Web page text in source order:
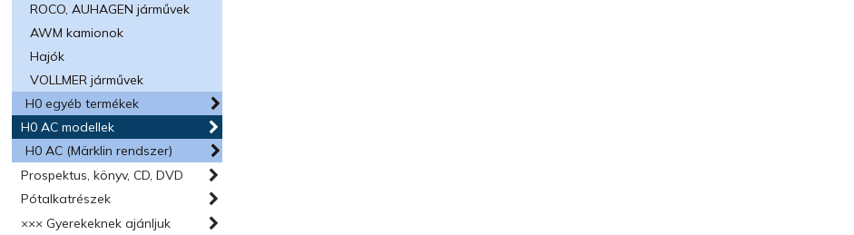
ROCO, AUHAGEN járművek
AWM kamionok
Hajók
VOLLMER járművek
H0 egyéb termékek
H0 AC modellek
H0 AC (Märklin rendszer)
Prospektus, könyv, CD, DVD
Pótalkatrészek
××× Gyerekeknek ajánljuk